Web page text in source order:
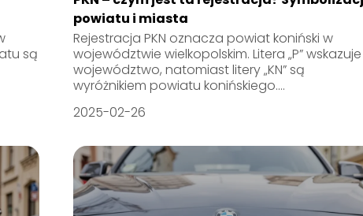
są
powiatu i miasta
Rejestracja PKN oznacza powiat koniński w
województwie wielkopolskim. Litera „P” wskazuje
województwo, natomiast litery „KN” są
wyróżnikiem powiatu konińskiego....
2025-02-26